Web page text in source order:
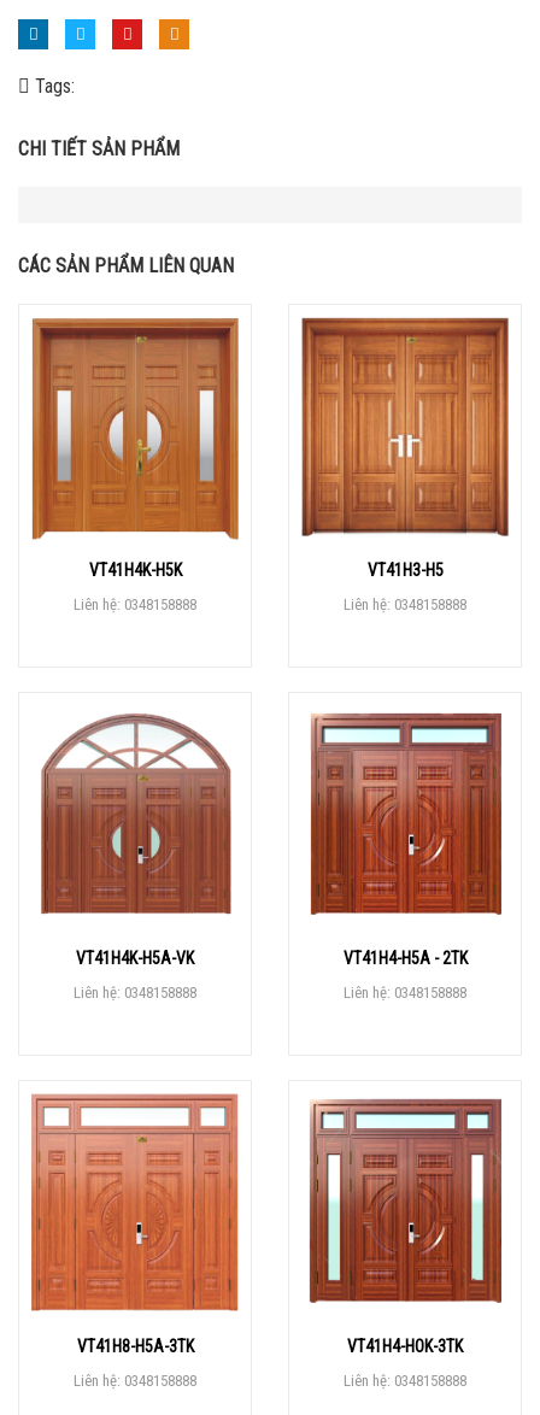
Tags:
CHI TIẾT SẢN PHẨM
CÁC SẢN PHẨM LIÊN QUAN
VT41H4K-H5K
Liên hệ: 0348158888
VT41H3-H5
Liên hệ: 0348158888
VT41H4K-H5A-VK
Liên hệ: 0348158888
VT41H4-H5A - 2TK
Liên hệ: 0348158888
VT41H8-H5A-3TK
Liên hệ: 0348158888
VT41H4-HOK-3TK
Liên hệ: 0348158888